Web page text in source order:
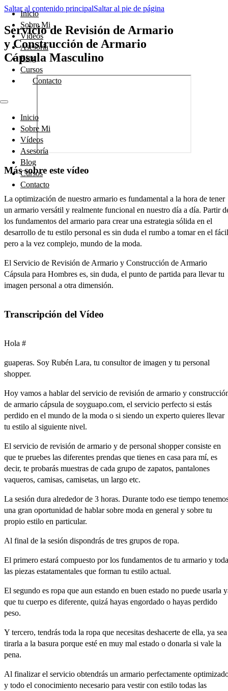
Saltar al contenido principalSaltar al pie de página
Inicio
Sobre Mi
Vídeos
Asesoría
Blog
Cursos
Contacto
Inicio
Sobre Mi
Vídeos
Asesoría
Blog
Cursos
Contacto
Servicio de Revisión de Armario
y Construcción de Armario
Cápsula Masculino
Más sobre este vídeo
La optimización de nuestro armario es fundamental a la hora de tener
un armario versátil y realmente funcional en nuestro día a día. Partir
los fundamentos del armario para crear una estrategia sólida en el
desarrollo de tu estilo personal es sin duda el rumbo a tomar en el
pero a la vez complejo, mundo de la moda.
El Servicio de Revisión de Armario y Construcción de Armario
Cápsula para Hombres es, sin duda, el punto de partida para llevar tu
imagen personal a otra dimensión.
Transcripción del Vídeo
Hola #
guaperas. Soy Rubén Lara, tu consultor de imagen y tu personal
shopper.
Hoy vamos a hablar del servicio de revisión de armario y
de armario cápsula de soyguapo.com, el servicio perfecto si estás
perdido en el mundo de la moda o si siendo un experto quieres llevar
tu estilo al siguiente nivel.
El servicio de revisión de armario y de personal shopper consiste en
que te pruebes las diferentes prendas que tienes en casa para mí, es
decir, te probarás muestras de cada grupo de zapatos, pantalones
vaqueros, camisas, camisetas, un largo etc.
La sesión dura alrededor de 3 horas. Durante todo ese tiempo
una gran oportunidad de hablar sobre moda en general y sobre tu
propio estilo en particular.
Al final de la sesión dispondrás de tres grupos de ropa.
El primero estará compuesto por los fundamentos de tu armario y
las piezas estatamentales que forman tu estilo actual.
El segundo es ropa que aun estando en buen estado no puede usarla
que tu cuerpo es diferente, quizá hayas engordado o hayas perdido
peso.
Y tercero, tendrás toda la ropa que necesitas deshacerte de ella, ya sea
tirarla a la basura porque esté en muy mal estado o donarla si vale la
pena.
Al finalizar el servicio obtendrás un armario perfectamente
y todo el conocimiento necesario para vestir con estilo todas las